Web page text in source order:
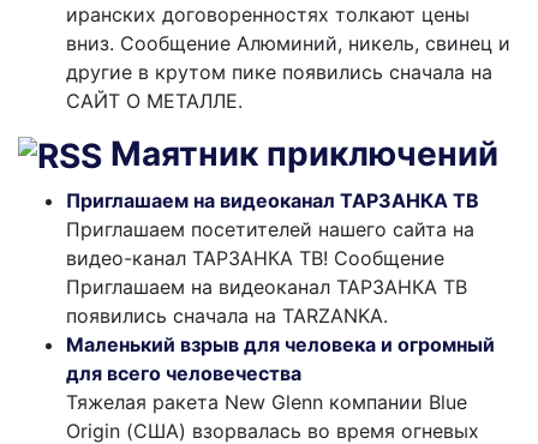
иранских договоренностях толкают цены
вниз. Сообщение Алюминий, никель, свинец и
другие в крутом пике появились сначала на
САЙТ О МЕТАЛЛЕ.
Маятник приключений
Приглашаем на видеоканал ТАРЗАНКА ТВ
Приглашаем посетителей нашего сайта на
видео-канал ТАРЗАНКА ТВ! Сообщение
Приглашаем на видеоканал ТАРЗАНКА ТВ
появились сначала на TARZANKA.
Маленький взрыв для человека и огромный
для всего человечества
Тяжелая ракета New Glenn компании Blue
Origin (США) взорвалась во время огневых